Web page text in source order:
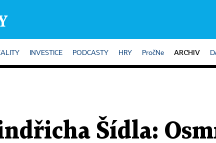
INVESTICE PODCASTY HRY PročNe ARCHIV
Šídla: